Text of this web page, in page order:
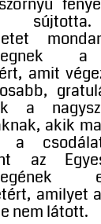
a
amit
a
akik
a
az
amilyet
nem látott.